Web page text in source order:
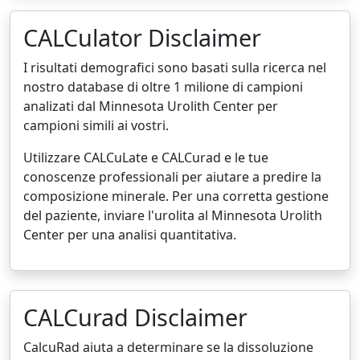
CALCulator Disclaimer
I risultati demografici sono basati sulla ricerca nel
nostro database di oltre 1 milione di campioni
analizati dal Minnesota Urolith Center per
campioni simili ai vostri.
Utilizzare CALCuLate e CALCurad e le tue
conoscenze professionali per aiutare a predire la
composizione minerale. Per una corretta gestione
del paziente, inviare l'urolita al Minnesota Urolith
Center per una analisi quantitativa.
CALCurad Disclaimer
CalcuRad aiuta a determinare se la dissoluzione